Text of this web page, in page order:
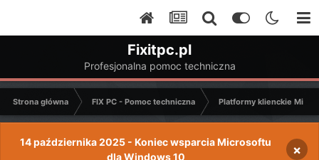
Fixitpc.pl
Profesjonalna pomoc techniczna
Strona główna FIX PC - Pomoc techniczna Platformy klienckie
14 października 2025 - Koniec wsparcia Microsoftu
dla Windows 10
×